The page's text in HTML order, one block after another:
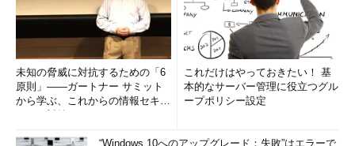
未知の脅威に対抗するための「6
原則」――ガートナー サミット
から学ぶ、これからの情報セキュ
これだけはやっておきたい！ 基
本的なサーバー管理に役立つグル
ープポリシー設定
“Windows 10へのアップグレード：失敗”はエラーで